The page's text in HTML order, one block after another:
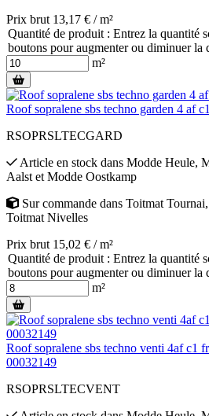
Prix brut 13,17 € / m²
Quantité de produit : Entrez la quantité
boutons pour augmenter ou diminuer la
m²
Roof sopralene sbs techno garden 4 af
RSOPRSLTECGARD
Article en stock dans Modde Heule,
Aalst et Modde Oostkamp
Sur commande dans Toitmat Tournai,
Toitmat Nivelles
Prix brut 15,02 € / m²
Quantité de produit : Entrez la quantité
boutons pour augmenter ou diminuer la
m²
Roof sopralene sbs techno venti 4af c1
00032149
RSOPRSLTECVENT